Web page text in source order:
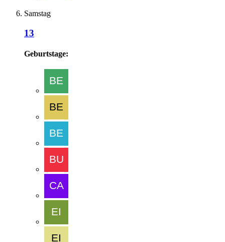
Samstag
13
Geburtstage: